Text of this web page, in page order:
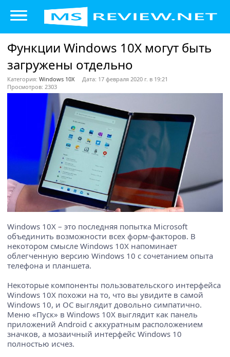
Функции Windows 10X могут быть
загружены отдельно
Категория: Windows 10X
Дата: 17 февраля 2020 г. в 19:21
Просмотров: 2303
Windows 10X – это последняя попытка Microsoft
объединить возможности всех форм-факторов. В
некотором смысле Windows 10X напоминает
облегченную версию Windows 10 с сочетанием опыта
телефона и планшета.
Некоторые компоненты пользовательского интерфейса
Windows 10X похожи на то, что вы увидите в самой
Windows 10, и ОС выглядит довольно симпатично.
Меню «Пуск» в Windows 10X выглядит как панель
приложений Android с аккуратным расположением
значков, а мозаичный интерфейс Windows 10
полностью исчез.